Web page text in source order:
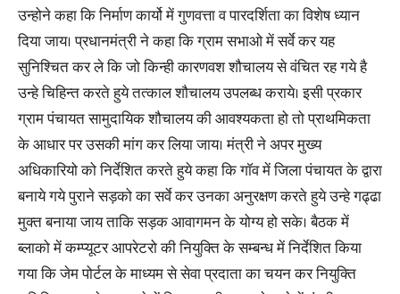
उन्होने कहा कि निर्माण कार्यो में गुणवत्ता व पारदर्शिता का विशेष ध्यान
दिया जाय। प्रधानमंत्री ने कहा कि ग्राम सभाओ में सर्वे कर यह
सुनिश्चित कर ले कि जो किन्ही कारणवश शौचालय से वंचित रह गये है
उन्हे चिहिन्त करते हुये तत्काल शौचालय उपलब्ध कराये। इसी प्रकार
ग्राम पंचायत सामुदायिक शौचालय की आवश्यकता हो तो प्राथमिकता
के आधार पर उसकी मांग कर लिया जाय। मंत्री ने अपर मुख्य
अधिकारियो को निर्देशित करते हुये कहा कि गाॅव में जिला पंचायत के द्वारा
बनाये गये पुराने सड़को का सर्वे कर उनका अनुरक्षण करते हुये उन्हे गढ्ढा
मुक्त बनाया जाय ताकि सड़क आवागमन के योग्य हो सके। बैठक में
ब्लाको में कम्प्यूटर आपरेटरो की नियुक्ति के सम्बन्ध में निर्देशित किया
गया कि जेम पोर्टल के माध्यम से सेवा प्रदाता का चयन कर नियुक्ति